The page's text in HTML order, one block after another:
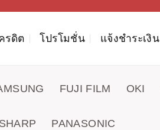
รดิต โปรโมชั่น แจ้งชำระเงิน
FUJI FILM OKI
SHARP PANASONIC